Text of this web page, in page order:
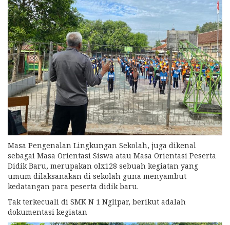
Masa Pengenalan Lingkungan Sekolah, juga dikenal
sebagai Masa Orientasi Siswa atau Masa Orientasi Peserta
Didik Baru, merupakan olx128 sebuah kegiatan yang
umum dilaksanakan di sekolah guna menyambut
kedatangan para peserta didik baru.
Tak terkecuali di SMK N 1 Nglipar, berikut adalah
dokumentasi kegiatan